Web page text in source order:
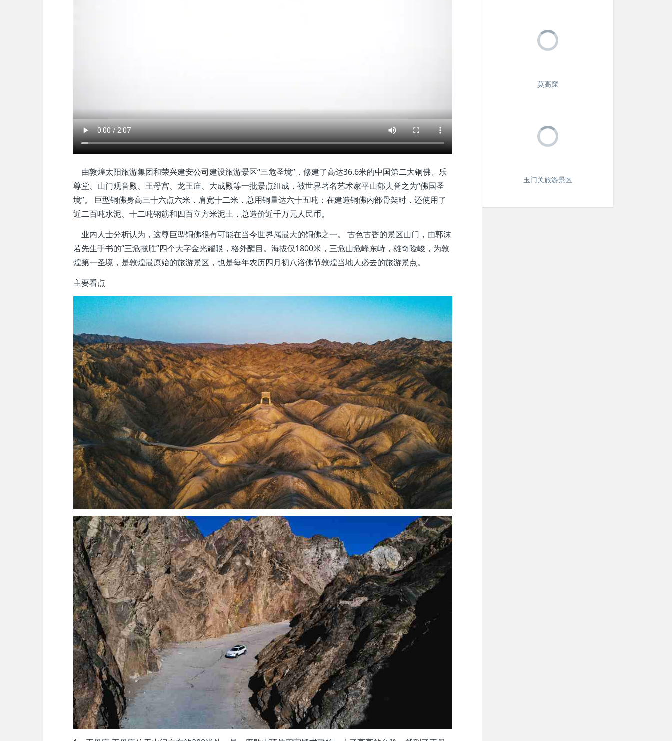
由敦煌太阳旅游集团和荣兴建安公司建设旅游景区“三危圣境”，修建了高达36.6米的中国第二大铜佛、乐
尊堂、山门观音殿、王母宫、龙王庙、大成殿等一批景点组成，被世界著名艺术家平山郁夫誉之为“佛国圣
境”。 巨型铜佛身高三十六点六米，肩宽十二米，总用铜量达六十五吨；在建造铜佛内部骨架时，还使用了
近二百吨水泥、十二吨钢筋和四百立方米泥土，总造价近千万元人民币。
业内人士分析认为，这尊巨型铜佛很有可能在当今世界属最大的铜佛之一。 古色古香的景区山门，由郭沫
若先生手书的“三危揽胜”四个大字金光耀眼，格外醒目。海拔仅1800米，三危山危峰东峙，雄奇险峻，为敦
煌第一圣境，是敦煌最原始的旅游景区，也是每年农历四月初八浴佛节敦煌当地人必去的旅游景点。
主要看点
莫高窟
玉门关旅游景区